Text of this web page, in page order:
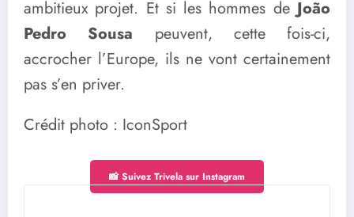
ambitieux projet. Et si les hommes deJoão
Pedro Sousa peuvent, cette fois-ci,
accrocher l’Europe, ils ne vont certainement
pas s’en priver.
Crédit photo : IconSport
📸 Suivez Trivela sur Instagram